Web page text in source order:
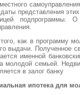
представления
подпрограммы.
как в программу
выдачи. Полученное
именной
молодой семьей.
в залог банку
ипотека для